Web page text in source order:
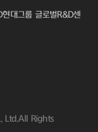
대그룹 글로벌R&D센
Ltd.All Rights